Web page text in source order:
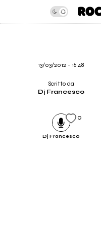
13/03/2012 - 16:48
Scritto da
Dj Francesco
Dj Francesco
0